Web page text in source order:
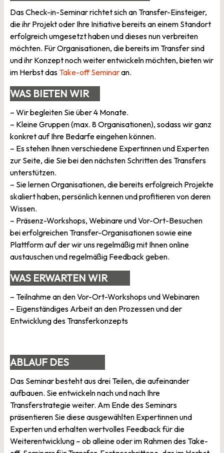
SEMINAR?
Das Check-in-Seminar richtet sich an Transfer-Einsteiger,
die ihr Projekt oder Ihre Initiative bereits an einem Standort
erfolgreich umgesetzt haben und dieses nun verbreiten
möchten. Für Organisationen, die bereits im Transfer sind
und ihr Konzept noch weiter entwickeln möchten, bieten wir
im Herbst das Take-off Seminaran.
WAS BIETEN WIR
IHNEN?
– Wir begleiten Sie über 4 Monate.
– Kleine Gruppen (max. 8 Organisationen), sodass wir ganz
konkret auf Ihre Bedarfe eingehen können.
– Es stehen Ihnen verschiedene Expertinnen und Experten
zur Seite, die Sie bei den nächsten Schritten des Transfers
unterstützen.
– Sie lernen Organisationen, die bereits erfolgreich Projekte
skaliert haben, persönlich kennen und profitieren von deren
Wissen.
– Präsenz-Workshops, Webinare und Vor-Ort-Besuchen
bei erfolgreichen Transfer-Organisationen sowie eine
Plattform auf der wir uns regelmäßig mit Ihnen online
austauschen und regelmäßig Feedback geben.
WAS ERWARTEN WIR
VON IHNEN?
– Teilnahme an den Vor-Ort-Workshops und Webinaren
– Eigenständiges Arbeit an den Prozessen und der
Entwicklung des Transferkonzepts
ABLAUF DES
SEMINARS
Das Seminar besteht aus drei Teilen, die aufeinander
aufbauen. Sie entwickeln nach und nach Ihre
Transferstrategie weiter. Am Ende des Seminars
präsentieren Sie diese ausgewählten Expertinnen und
Experten und erhalten wertvolles Feedback für die
Weiterentwicklung – ob alleine oder im Rahmen des Take-